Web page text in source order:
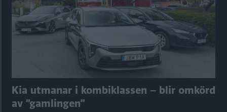
Kia utmanar i kombiklassen – blir omkörd
av ”gamlingen”